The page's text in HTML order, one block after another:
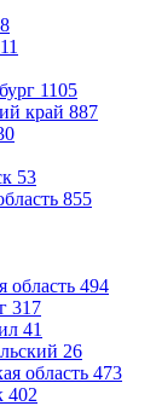
11
1105
край 887
53
855
область 494
317
41
26
область 473
402